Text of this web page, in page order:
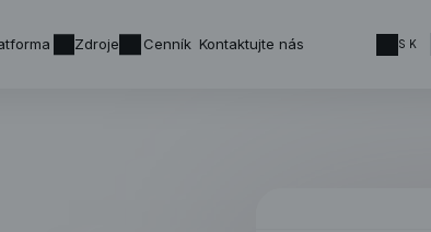
Zdroje Cenník Kontaktujte nás SK